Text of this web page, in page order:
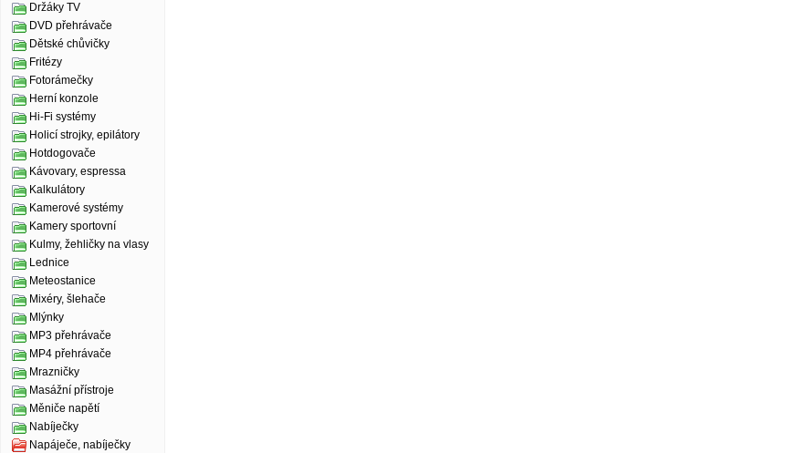
Držáky TV
DVD přehrávače
Dětské chůvičky
Fritézy
Fotorámečky
Herní konzole
Hi-Fi systémy
Holicí strojky, epilátory
Hotdogovače
Kávovary, espressa
Kalkulátory
Kamerové systémy
Kamery sportovní
Kulmy, žehličky na vlasy
Lednice
Meteostanice
Mixéry, šlehače
Mlýnky
MP3 přehrávače
MP4 přehrávače
Mrazničky
Masážní přístroje
Měniče napětí
Nabíječky
Napáječe, nabíječky